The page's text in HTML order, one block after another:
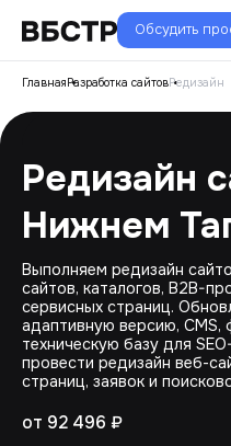
Обсудить
ГлавнаяРазработка сайтовРедизайн
Редизайн
Нижнем
Выполняем редизайн
сайтов, каталогов, B2B-
сервисных страниц.
адаптивную версию, CMS,
техническую базу для
провести редизайн веб-
страниц, заявок и
от 92 496 ₽